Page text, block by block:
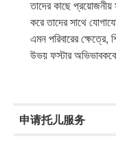
তাদের কাছে
করে তাদের সাথে
এমন পরিবারের ক্ষেত্রে,
উভয় ফস্টার
申请托儿服务